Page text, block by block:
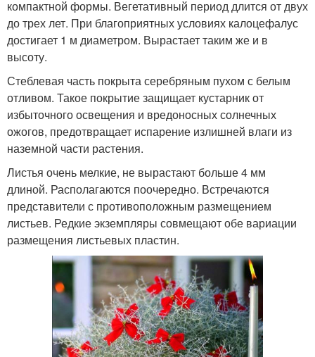
компактной формы. Вегетативный период длится от двух
до трех лет. При благоприятных условиях калоцефалус
достигает 1 м диаметром. Вырастает таким же и в
высоту.
Стеблевая часть покрыта серебряным пухом с белым
отливом. Такое покрытие защищает кустарник от
избыточного освещения и вредоносных солнечных
ожогов, предотвращает испарение излишней влаги из
наземной части растения.
Листья очень мелкие, не вырастают больше 4 мм
длиной. Располагаются поочередно. Встречаются
представители с противоположным размещением
листьев. Редкие экземпляры совмещают обе вариации
размещения листьевых пластин.